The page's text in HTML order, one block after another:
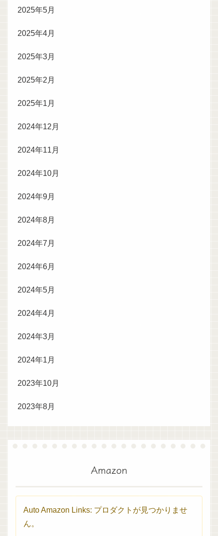
2025年5月
2025年4月
2025年3月
2025年2月
2025年1月
2024年12月
2024年11月
2024年10月
2024年9月
2024年8月
2024年7月
2024年6月
2024年5月
2024年4月
2024年3月
2024年1月
2023年10月
2023年8月
Amazon
Auto Amazon Links: プロダクトが見つかりませ
ん。